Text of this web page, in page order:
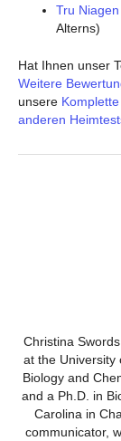
Tru Niagen
Alterns)
Hat Ihnen unser
Weitere
unsere
anderen
Christina
at the University
Biology and
and a Ph.D. in
Carolina in
communicator,